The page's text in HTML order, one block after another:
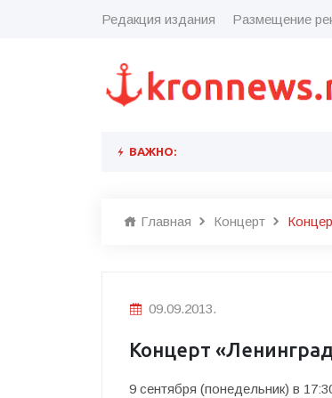
Редакция издания Размещение
ВАЖНО:
Главная Концерт
09.09.2013.
Концерт
9 сентября (понедельник) в